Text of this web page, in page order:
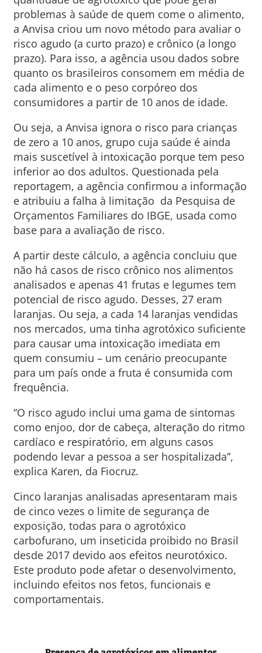
problemas à saúde de quem come o alimento,
a Anvisa criou um novo método para avaliar o
risco agudo (a curto prazo) e crônico (a longo
prazo). Para isso, a agência usou dados sobre
quanto os brasileiros consomem em média de
cada alimento e o peso corpóreo dos
consumidores a partir de 10 anos de idade.
Ou seja, a Anvisa ignora o risco para crianças
de zero a 10 anos, grupo cuja saúde é ainda
mais suscetível à intoxicação porque tem peso
inferior ao dos adultos. Questionada pela
reportagem, a agência confirmou a informação
e atribuiu a falha à limitação da Pesquisa de
Orçamentos Familiares do IBGE, usada como
base para a avaliação de risco.
A partir deste cálculo, a agência concluiu que
não há casos de risco crônico nos alimentos
analisados e apenas 41 frutas e legumes tem
potencial de risco agudo. Desses, 27 eram
laranjas. Ou seja, a cada 14 laranjas vendidas
nos mercados, uma tinha agrotóxico suficiente
para causar uma intoxicação imediata em
quem consumiu – um cenário preocupante
para um país onde a fruta é consumida com
frequência.
“O risco agudo inclui uma gama de sintomas
como enjoo, dor de cabeça, alteração do ritmo
cardíaco e respiratório, em alguns casos
podendo levar a pessoa a ser hospitalizada”,
explica Karen, da Fiocruz.
Cinco laranjas analisadas apresentaram mais
de cinco vezes o limite de segurança de
exposição, todas para o agrotóxico
carbofurano, um inseticida proibido no Brasil
desde 2017 devido aos efeitos neurotóxico.
Este produto pode afetar o desenvolvimento,
incluindo efeitos nos fetos, funcionais e
comportamentais.